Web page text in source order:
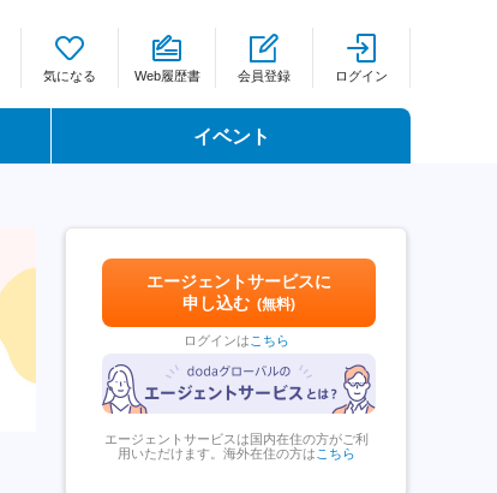
気になる Web履歴書 会員登録 ログイン
イベント
エージェントサービスに
申し込む (無料)
ログインは こちら
エージェントサービスは国内在住の方がご利
用いただけます。海外在住の方は こちら